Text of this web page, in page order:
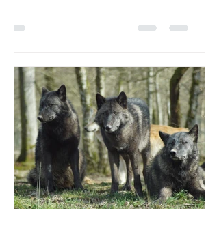
לשאול שאלות, להביע ספקות, לשתף בקשיים
שבססמה הזו. החוקרים בדקו גם בשדה עצמו
וגם באמצעות ניסוי מבוקר עד כמה המנהל/ת
אומר/ת לצוות שלו בגלוי מהם הקריטריונים על
פיהם מתקבלת ההחלטה אילו רעיונות של
עובדים/ות לאמץ ואילו לדחות.